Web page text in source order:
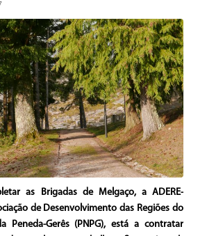
as Brigadas de Melgaço, a ADERE-
de Desenvolvimento das Regiões do
Peneda-Gerês (PNPG), está a contratar